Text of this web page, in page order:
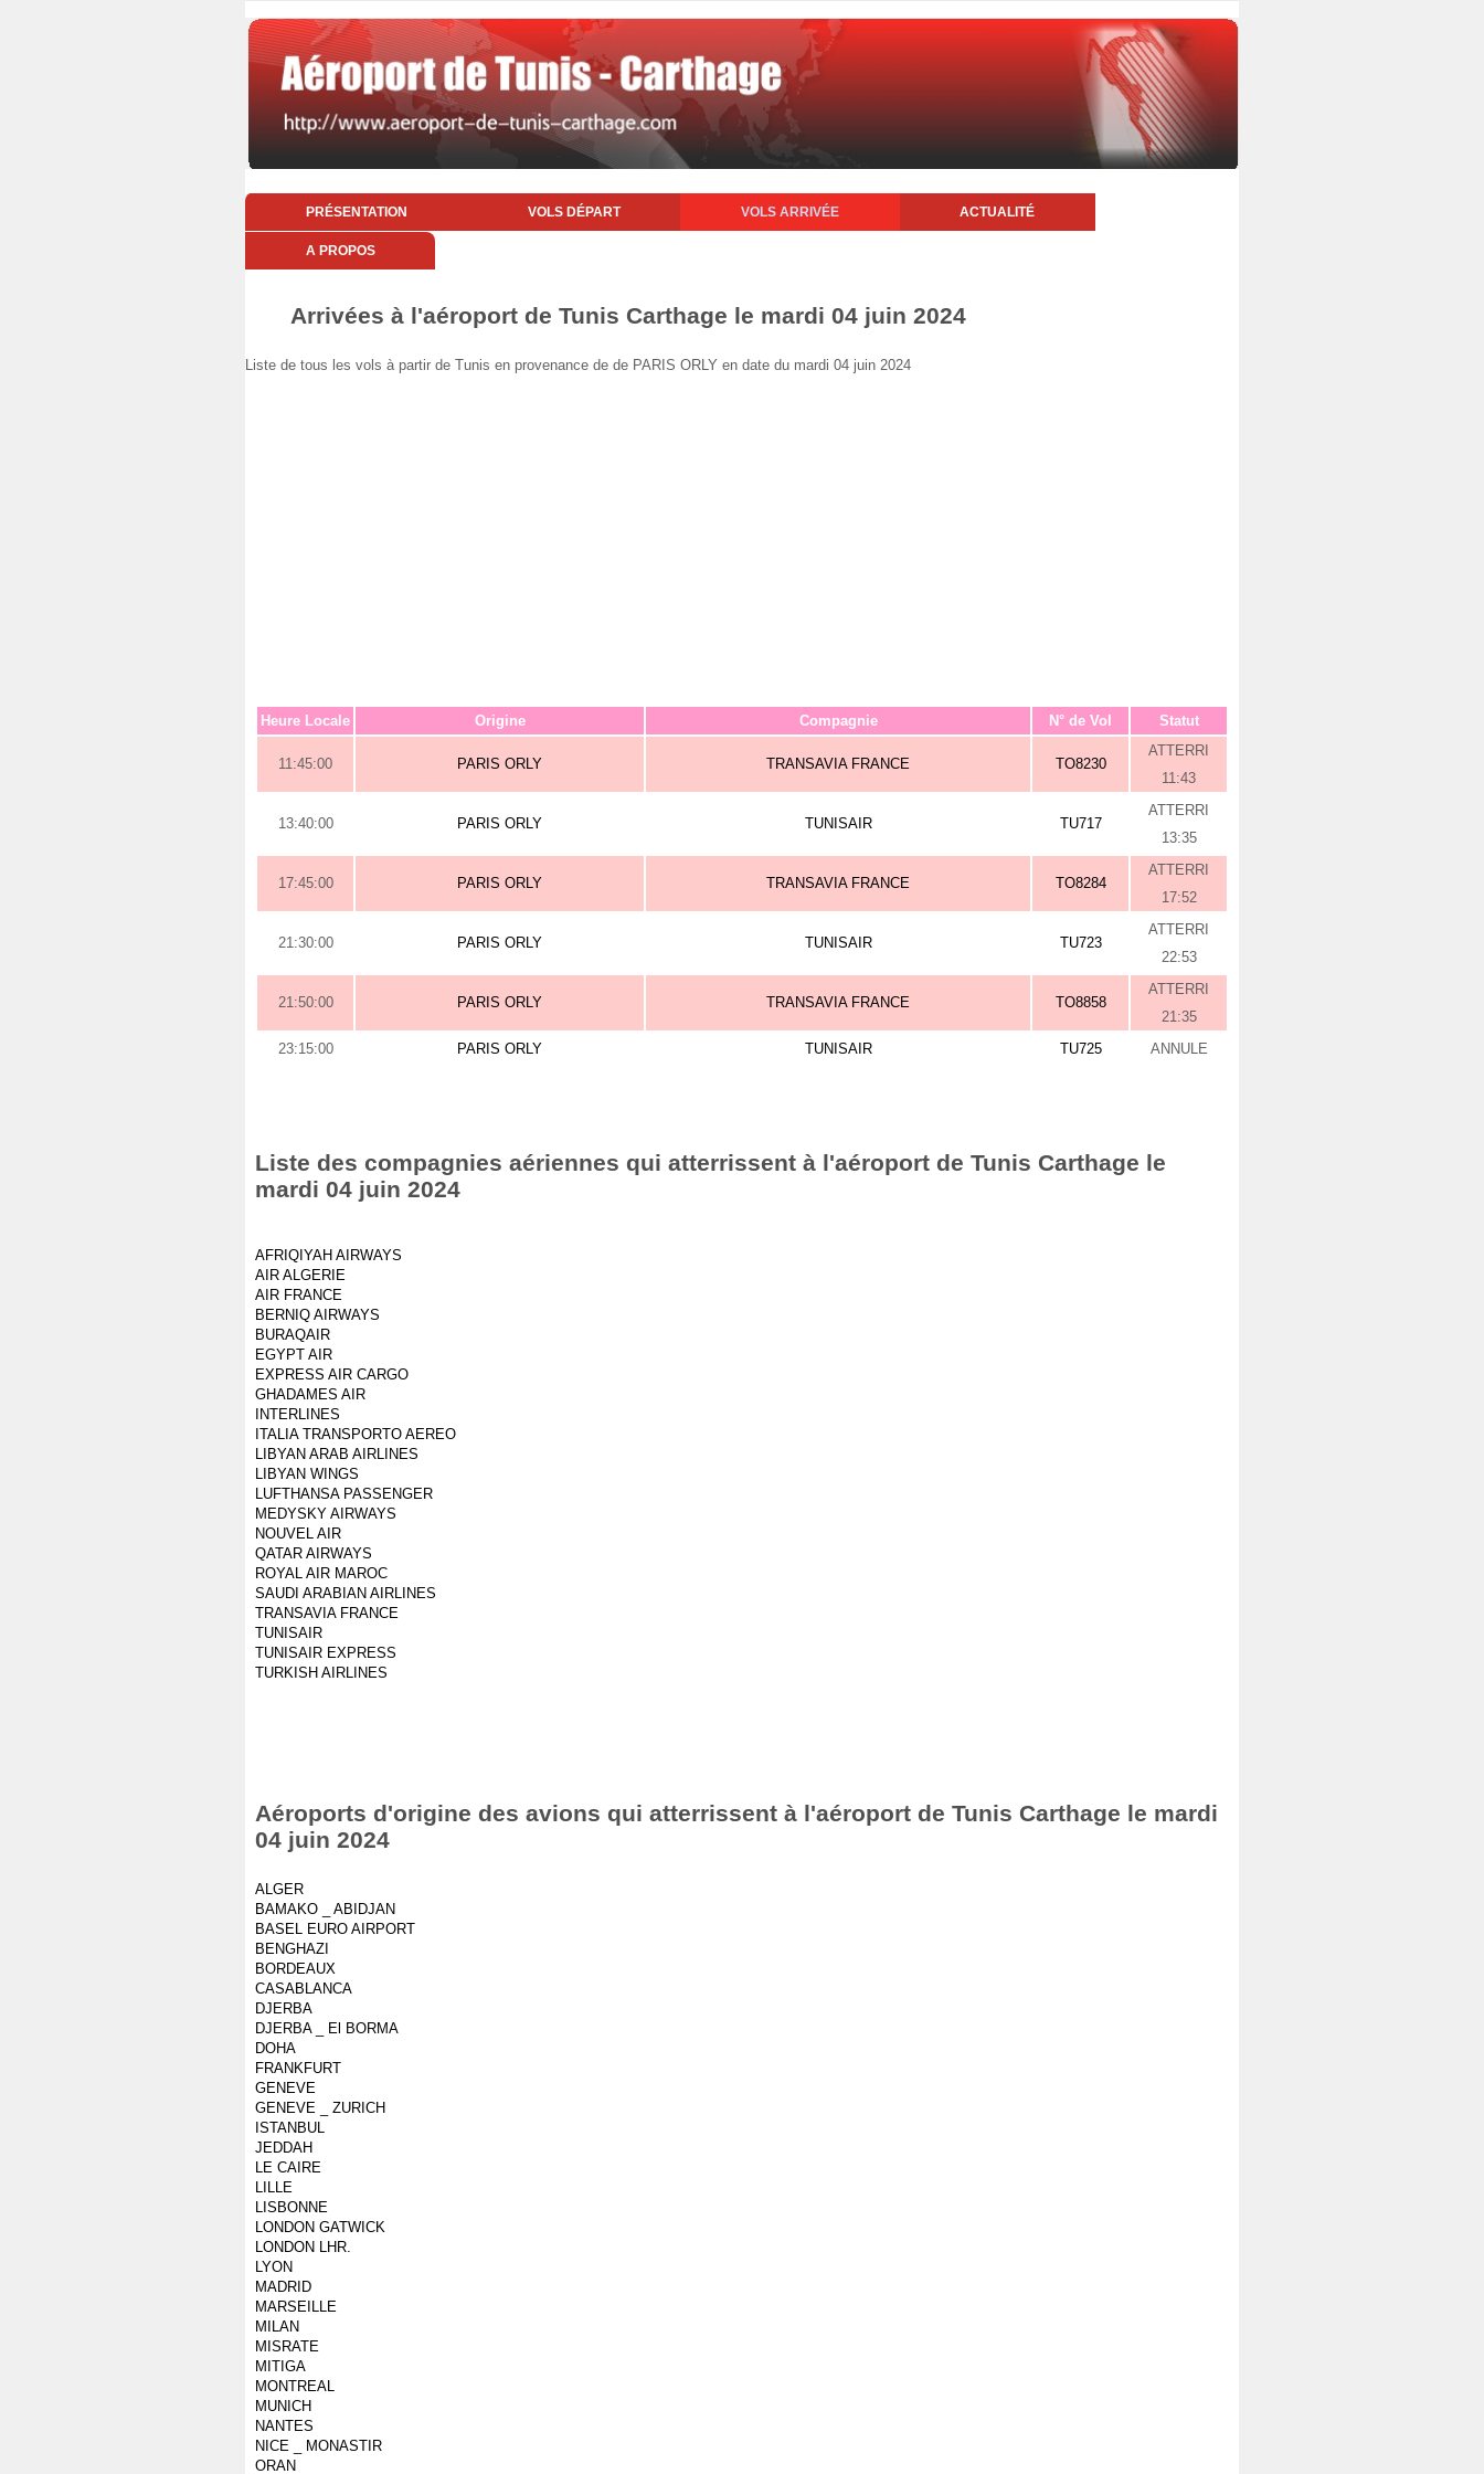
PRÉSENTATION VOLS DÉPART VOLS ARRIVÉE ACTUALITÉ
A PROPOS
Arrivées à l'aéroport de Tunis Carthage le mardi 04 juin 2024
Liste de tous les vols à partir de Tunis en provenance de de PARIS ORLY en date du mardi 04 juin 2024
Heure Locale Origine Compagnie N° de Vol Statut
11:45:00 PARIS ORLY TRANSAVIA FRANCE TO8230
ATTERRI
11:43
13:40:00 PARIS ORLY TUNISAIR TU717
ATTERRI
13:35
17:45:00 PARIS ORLY TRANSAVIA FRANCE TO8284
ATTERRI
17:52
21:30:00 PARIS ORLY TUNISAIR TU723
ATTERRI
22:53
21:50:00 PARIS ORLY TRANSAVIA FRANCE TO8858
ATTERRI
21:35
23:15:00
PARIS ORLY TUNISAIR TU725 ANNULE
Liste des compagnies aériennes qui atterrissent à l'aéroport de Tunis Carthage le
mardi 04 juin 2024
AFRIQIYAH AIRWAYS
AIR ALGERIE
AIR FRANCE
BERNIQ AIRWAYS
BURAQAIR
EGYPT AIR
EXPRESS AIR CARGO
GHADAMES AIR
INTERLINES
ITALIA TRANSPORTO AEREO
LIBYAN ARAB AIRLINES
LIBYAN WINGS
LUFTHANSA PASSENGER
MEDYSKY AIRWAYS
NOUVEL AIR
QATAR AIRWAYS
ROYAL AIR MAROC
SAUDI ARABIAN AIRLINES
TRANSAVIA FRANCE
TUNISAIR
TUNISAIR EXPRESS
TURKISH AIRLINES
Aéroports d'origine des avions qui atterrissent à l'aéroport de Tunis Carthage le mardi
04 juin 2024
ALGER
BAMAKO _ ABIDJAN
BASEL EURO AIRPORT
BENGHAZI
BORDEAUX
CASABLANCA
DJERBA
DJERBA _ El BORMA
DOHA
FRANKFURT
GENEVE
GENEVE _ ZURICH
ISTANBUL
JEDDAH
LE CAIRE
LILLE
LISBONNE
LONDON GATWICK
LONDON LHR.
LYON
MADRID
MARSEILLE
MILAN
MISRATE
MITIGA
MONTREAL
MUNICH
NANTES
NICE _ MONASTIR
ORAN